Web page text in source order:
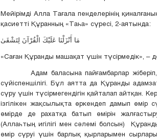
Мейірімді Алла Тағала пенделерінің
қасиетті Құранның «Таһа» сүресі, 2-аятында:
«Саған Құранды машақат үшін түсірмедік», –
Адам баласына пайғамбарлар жіберіп,
сүйіспеншілігі. Бұл аятта да Құранды
сүру үшін түсірмегендігін қайталап айтқан.
ізгілікен жақсылықта өркендеп дамып өмір
өмірде де рахатқа батып өмірін
(Аллаһтың игілігі мен сәлемі болсын)
өмір сүруі үшін барлық қырларымен